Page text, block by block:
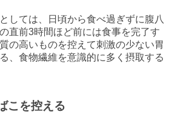
しては、日頃から食べ過ぎずに腹八
直前3時間ほど前には食事を完了す
の高いものを控えて刺激の少ない胃
、食物繊維を意識的に多く摂取する
こを控える